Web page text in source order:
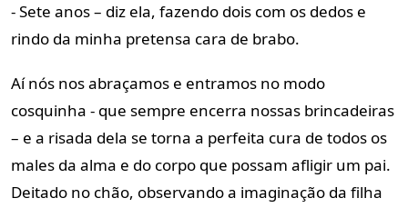
- Sete anos – diz ela, fazendo dois com os dedos e
rindo da minha pretensa cara de brabo.
Aí nós nos abraçamos e entramos no modo
cosquinha - que sempre encerra nossas brincadeiras
– e a risada dela se torna a perfeita cura de todos os
males da alma e do corpo que possam afligir um pai.
Deitado no chão, observando a imaginação da filha